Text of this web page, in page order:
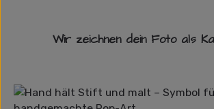
Wir zeichnen dein Foto als